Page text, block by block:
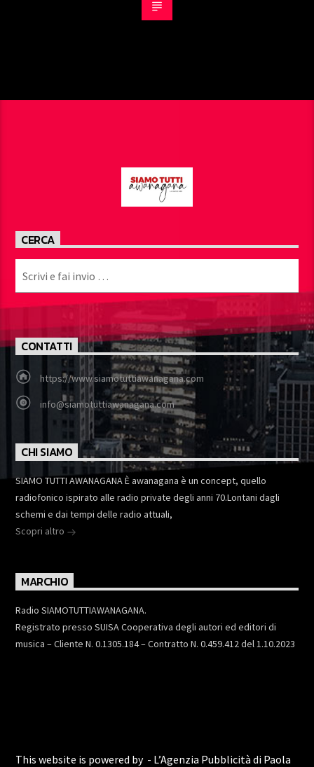
CERCA
CONTATTI
https://www.siamotuttiawanagana.com
info@siamotuttiawanagana.com
CHI SIAMO
SIAMO TUTTI AWANAGANA È awanagana è un concept, quello
radiofonico ispirato alle radio private degli anni 70.Lontani dagli
schemi e dai tempi delle radio attuali,
Scopri altro
MARCHIO
Radio SIAMOTUTTIAWANAGANA.
Registrato presso SUISA Cooperativa degli autori ed editori di
musica – Cliente N. 0.1305.184 – Contratto N. 0.459.412 del 1.10.2023
This website is powered by - L’Agenzia Pubblicità di Paola